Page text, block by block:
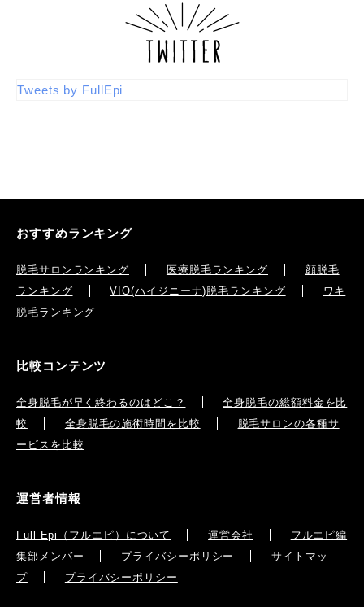
Tweets by FullEpi
おすすめランキング
脱毛サロンランキング 医療脱毛ランキング
顔脱毛
ランキング
VIO(ハイジニーナ)脱毛ランキング
ワキ
脱毛ランキング
比較コンテンツ
全身脱毛が早く終わるのはどこ？
全身脱毛の総額料金を比
較
全身脱毛の施術時間を比較
脱毛サロンの各種サ
ービスを比較
運営者情報
Full Epi（フルエピ）について 運営会社
フルエピ編
集部メンバー
プライバシーポリシー
サイトマッ
プ
プライバシーポリシー